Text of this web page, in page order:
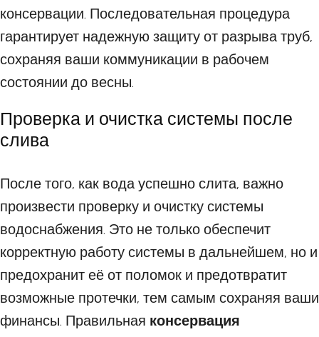
консервации. Последовательная процедура
гарантирует надежную защиту от разрыва труб,
сохраняя ваши коммуникации в рабочем
состоянии до весны.
Проверка и очистка системы после
слива
После того, как вода успешно слита, важно
произвести проверку и очистку системы
водоснабжения. Это не только обеспечит
корректную работу системы в дальнейшем, но и
предохранит её от поломок и предотвратит
возможные протечки, тем самым сохраняя ваши
финансы. Правильная консервация